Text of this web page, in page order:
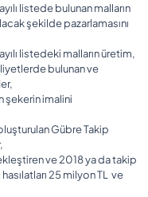
listede bulunan malların
şekilde pazarlamasını
listedeki malların üretim,
bulunan ve
şekerin imalini
Gübre Takip
ve 2018 ya da takip
25 milyon TL ve